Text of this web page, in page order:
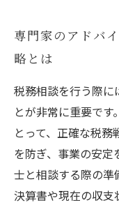
専門家のアドバ
略とは
税務相談を行う際に
とが非常に重要で
とって、正確な税
を防ぎ、事業の安
士と相談する際の準
決算書や現在の収